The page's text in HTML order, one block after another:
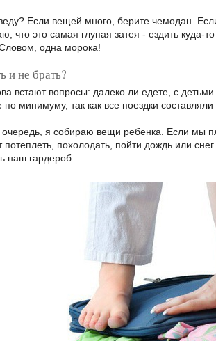
Если вещей много, берите чемодан.
что это самая глупая затея - ездить куда-
одна морока!
и не брать?
встают вопросы: далеко ли едете, с
по минимуму, так как все поездки
я собираю вещи ребенка. Если мы
потеплеть, похолодать, пойти дождь или
наш гардероб.